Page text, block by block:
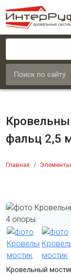
фальц 2,5
Главная Элементы
Кровельный